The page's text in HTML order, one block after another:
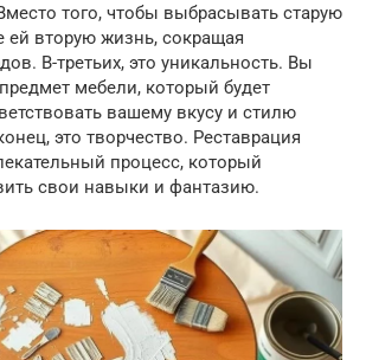
того, чтобы выбрасывать старую
ей вторую жизнь, сокращая
В-третьих, это уникальность. Вы
мебели, который будет
вашему вкусу и стилю
это творчество. Реставрация
процесс, который
свои навыки и фантазию.